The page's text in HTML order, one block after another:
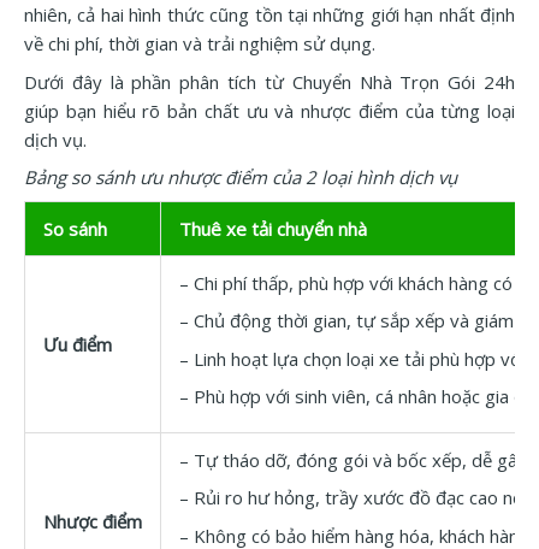
nhiên, cả hai hình thức cũng tồn tại những giới hạn nhất định
về chi phí, thời gian và trải nghiệm sử dụng.
Dưới đây là phần phân tích từ Chuyển Nhà Trọn Gói 24h
giúp bạn hiểu rõ bản chất ưu và nhược điểm của từng loại
dịch vụ.
Bảng so sánh ưu nhược điểm của 2 loại hình dịch vụ
So sánh Thuê xe tải chuyển nhà
Ưu điểm
– Chi phí thấp, phù hợp với khách hàng có
– Chủ động thời gian, tự sắp xếp và giám
– Linh hoạt lựa chọn loại xe tải phù hợp với
– Phù hợp với sinh viên, cá nhân hoặc gia
Nhược điểm
– Tự tháo dỡ, đóng gói và bốc xếp, dễ gây
– Rủi ro hư hỏng, trầy xước đồ đạc cao nếu
– Không có bảo hiểm hàng hóa, khách